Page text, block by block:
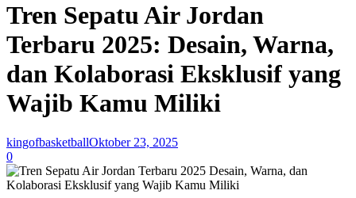
Tren Sepatu Air Jordan
Terbaru 2025: Desain, Warna,
dan Kolaborasi Eksklusif yang
Wajib Kamu Miliki
kingofbasketballOktober 23, 2025
0